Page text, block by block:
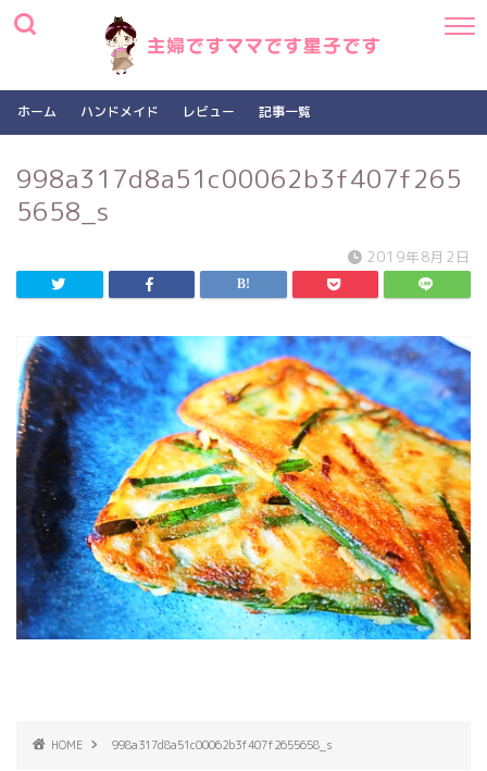
ホーム ハンドメイド レビュー 記事一覧
998a317d8a51c00062b3f407f265
5658_s
2019年8月2日
HOME 998a317d8a51c00062b3f407f2655658_s